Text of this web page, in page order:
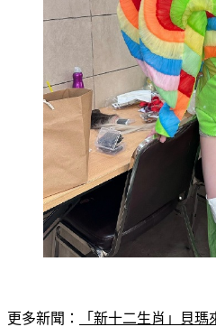
更多新聞： 「新十二生肖」貝